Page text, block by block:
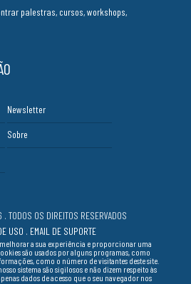
palestras, cursos, workshops,
Newsletter
Sobre
TODOS OS DIREITOS RESERVADOS
USO . EMAIL DE SUPORTE
a sua experiência e proporcionar uma
são usados por alguns programas, como
como o número de visitantes deste site.
sistema são sigilosos e não dizem respeito às
dados de acesso que o seu navegador nos